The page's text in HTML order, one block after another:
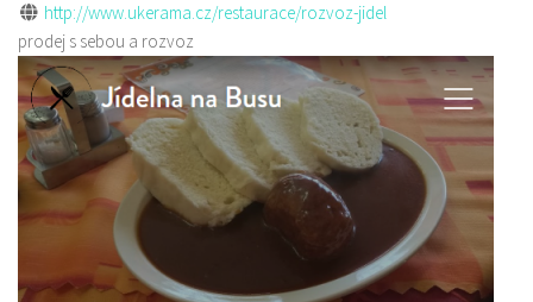
http://www.ukerama.cz/restaurace/rozvoz-jidel
prodej s sebou a rozvoz